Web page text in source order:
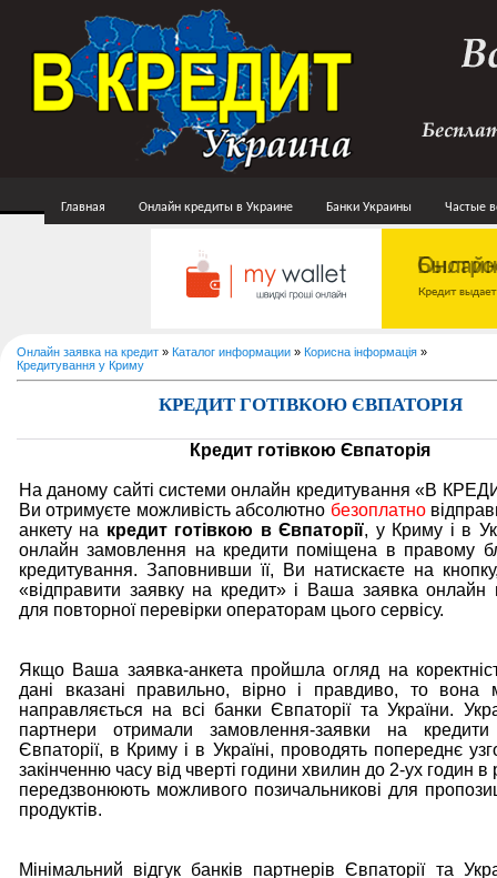
Главная Онлайн кредиты в Украине Банки Украины Частые
Онлайн заявка на кредит » Каталог информации » Корисна інформація »
Кредитування у Криму
КРЕДИТ ГОТІВКОЮ ЄВПАТОРІЯ
Кредит готівкою Євпаторія
На даному сайті системи онлайн кредитування «В
Ви отримуєте можливість абсолютно безоплатно
анкету на кредит готівкою в Євпаторії, у Криму і в
онлайн замовлення на кредити поміщена в правому
кредитування. Заповнивши її, Ви натискаєте на
«відправити заявку на кредит» і Ваша заявка онлайн
для повторної перевірки операторам цього сервісу.
Якщо Ваша заявка-анкета пройшла огляд на
дані вказані правильно, вірно і правдиво, то вона
направляється на всі банки Євпаторії та України.
партнери отримали замовлення-заявки на
Євпаторії, в Криму і в Україні, проводять попереднє
закінченню часу від чверті години хвилин до 2-ух годин в
передзвонюють можливого позичальникові для
продуктів.
Мінімальний відгук банків партнерів Євпаторії та